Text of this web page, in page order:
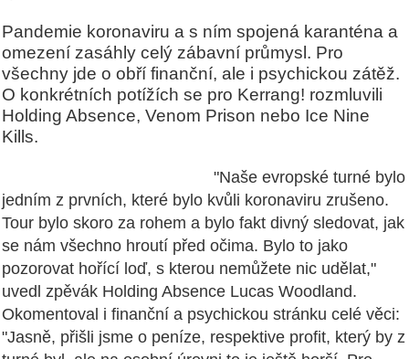
Pandemie koronaviru a s ním spojená karanténa a
omezení zasáhly celý zábavní průmysl. Pro
všechny jde o obří finanční, ale i psychickou zátěž.
O konkrétních potížích se pro Kerrang! rozmluvili
Holding Absence, Venom Prison nebo Ice Nine
Kills.
"Naše evropské turné bylo
jedním z prvních, které bylo kvůli koronaviru zrušeno.
Tour bylo skoro za rohem a bylo fakt divný sledovat, jak
se nám všechno hroutí před očima. Bylo to jako
pozorovat hořící loď, s kterou nemůžete nic udělat,"
uvedl zpěvák Holding Absence Lucas Woodland.
Okomentoval i finanční a psychickou stránku celé věci:
"Jasně, přišli jsme o peníze, respektive profit, který by z